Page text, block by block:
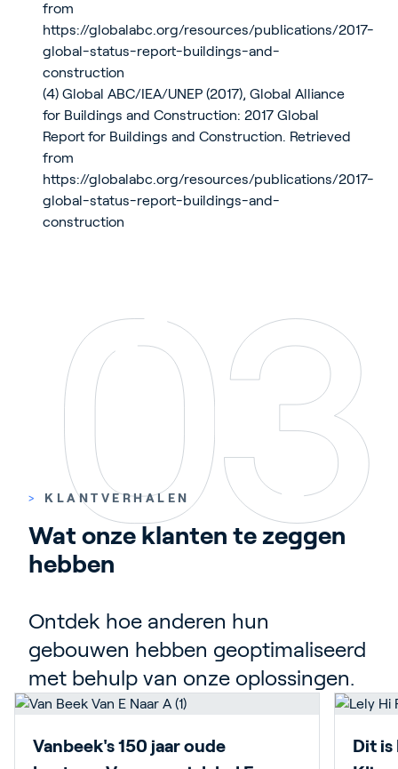
from
https://globalabc.org/resources/publications/2017-
global-status-report-buildings-and-
construction
(4) Global ABC/IEA/UNEP (2017), Global Alliance
for Buildings and Construction: 2017 Global
Report for Buildings and Construction. Retrieved
from
https://globalabc.org/resources/publications/2017-
global-status-report-buildings-and-
construction
> KLANTVERHALEN
Wat onze klanten te zeggen
hebben
Ontdek hoe anderen hun
gebouwen hebben geoptimaliseerd
met behulp van onze oplossingen.
Vanbeek's 150 jaar oude
Dit is